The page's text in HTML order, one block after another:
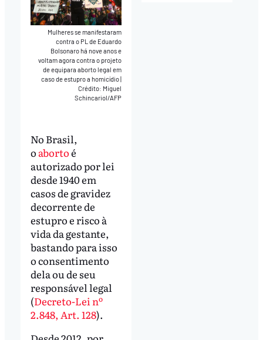
Mulheres se manifestaram
contra o PL de Eduardo
Bolsonaro há nove anos e
voltam agora contra o projeto
de equipara aborto legal em
caso de estupro a homicídio|
Crédito: Miguel
Schincariol/AFP
No Brasil,
o abortoé
autorizado por lei
desde 1940 em
casos de gravidez
decorrente de
estupro e risco à
vida da gestante,
bastando para isso
o consentimento
dela ou de seu
responsável legal
(Decreto-Lei nº
2.848, Art. 128).